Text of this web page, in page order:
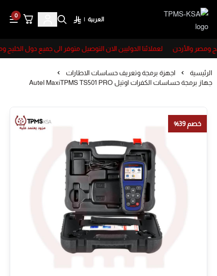
TPMS-KSA
العربية |
0
ومصر والأردن لعملائنا الدوليين الان التوصيل متوفر الى جميع دول الخليج
الرئيسية
اجهزة برمجة وتعريف حساسات الاطارات
جهاز برمجة حساسات الكفرات اوتيل Autel MaxiTPMS TS501 PRO
خصم 39%